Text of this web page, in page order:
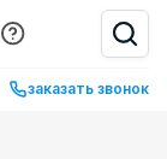
заказать звонок